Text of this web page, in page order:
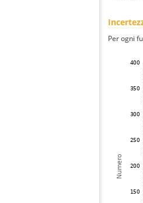
Per ogni